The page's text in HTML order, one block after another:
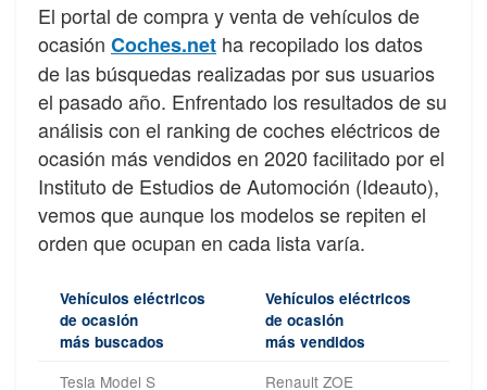
El portal de compra y venta de vehículos de
ocasión Coches.net ha recopilado los datos
de las búsquedas realizadas por sus usuarios
el pasado año. Enfrentado los resultados de su
análisis con el ranking de coches eléctricos de
ocasión más vendidos en 2020 facilitado por el
Instituto de Estudios de Automoción (Ideauto),
vemos que aunque los modelos se repiten el
orden que ocupan en cada lista varía.
Vehículos eléctricos
de ocasión
más buscados
Vehículos eléctricos
de ocasión
más vendidos
Tesla Model S
Renault ZOE